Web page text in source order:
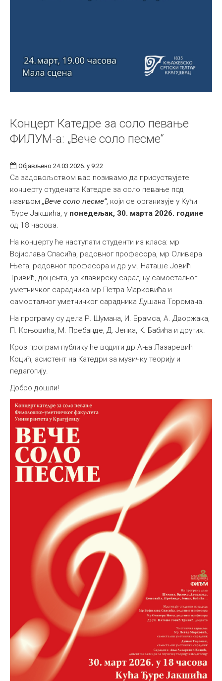
Концерт Катедре за соло певање
ФИЛУМ-а: „Вече соло песме“
Објављено 24.03.2026. у 9:22
Са задовољством вас позивамо да присуствујете
концерту студената Катедре за соло певање под
називом „Вече соло песме“, који се организује у Кући
Ђуре Јакшића, у понедељак, 30. марта 2026. године
од 18 часова.
На концерту ће наступати студенти из класа: мр
Војислава Спасића, редовног професора, мр Оливера
Њега, редовног професора и др ум. Наташе Јовић
Тривић, доцента, уз клавирску сарадњу самосталног
уметничког сарадника мр Петра Марковића и
самосталног уметничког сарадника Душана Торомана.
На програму су дела Р. Шумана, И. Брамса, А. Дворжака,
П. Коњовића, М. Пребанде, Д. Јенка, К. Бабића и других.
Кроз програм публику ће водити др Ања Лазаревић
Коцић, асистент на Катедри за музичку теорију и
педагогију.
Добро дошли!